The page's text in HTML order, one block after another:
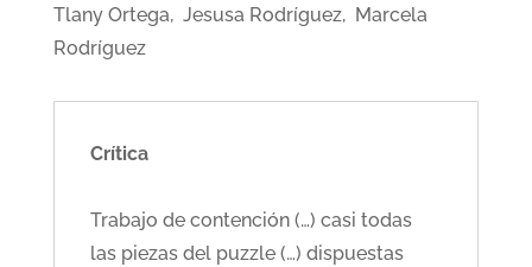
Tlany Ortega, Jesusa Rodríguez, Marcela
Rodríguez
Crítica
Trabajo de contención (…) casi todas
las piezas del puzzle (…) dispuestas